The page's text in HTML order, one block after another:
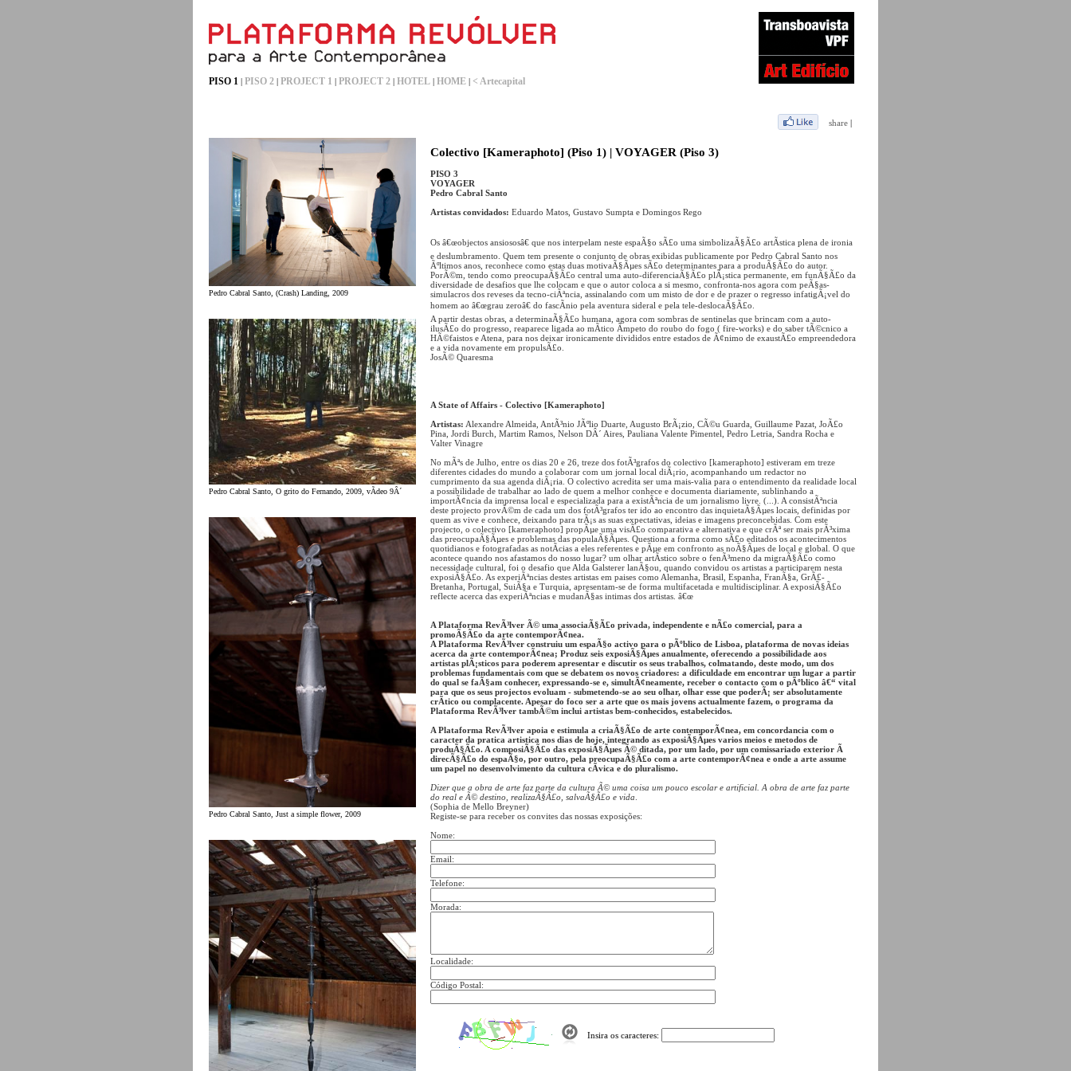
PISO 1 | PISO 2 | PROJECT 1 | PROJECT 2 | HOTEL | HOME | < Artecapital
Pedro Cabral Santo, (Crash) Landing, 2009
Pedro Cabral Santo, O grito do Fernando, 2009, vÃ­deo 9Â´
Pedro Cabral Santo, Just a simple flower, 2009
share |
Colectivo [Kameraphoto] (Piso 1) | VOYAGER (Piso 3)
PISO 3
VOYAGER
Pedro Cabral Santo
Artistas convidados: Eduardo Matos, Gustavo Sumpta e Domingos Rego
Os â€œobjectos ansiososâ€ que nos interpelam neste espaÃ§o sÃ£o uma simbolizaÃ§Ã£o artÃ­stica plena de ironia
e deslumbramento. Quem tem presente o conjunto de obras exibidas publicamente por Pedro Cabral Santo nos
Ãºltimos anos, reconhece como estas duas motivaÃ§Ãµes sÃ£o determinantes para a produÃ§Ã£o do autor.
PorÃ©m, tendo como preocupaÃ§Ã£o central uma auto-diferenciaÃ§Ã£o plÃ¡stica permanente, em funÃ§Ã£o da
diversidade de desafios que lhe colocam e que o autor coloca a si mesmo, confronta-nos agora com peÃ§as-
simulacros dos reveses da tecno-ciÃªncia, assinalando com um misto de dor e de prazer o regresso infatigÃ¡vel do
homem ao â€œgrau zeroâ€ do fascÃ­nio pela aventura sideral e pela tele-deslocaÃ§Ã£o.
A partir destas obras, a determinaÃ§Ã£o humana, agora com sombras de sentinelas que brincam com a auto-
ilusÃ£o do progresso, reaparece ligada ao mÃ­tico Ã­mpeto do roubo do fogo ( fire-works) e do saber tÃ©cnico a
HÃ©faistos e Atena, para nos deixar ironicamente divididos entre estados de Ã¢nimo de exaustÃ£o empreendedora
e a vida novamente em propulsÃ£o.
JosÃ© Quaresma
A State of Affairs - Colectivo [Kameraphoto]
Artistas: Alexandre Almeida, AntÃ³nio JÃºlio Duarte, Augusto BrÃ¡zio, CÃ©u Guarda, Guillaume Pazat, JoÃ£o
Pina, Jordi Burch, Martim Ramos, Nelson DÂ´ Aires, Pauliana Valente Pimentel, Pedro Letria, Sandra Rocha e
Valter Vinagre
No mÃªs de Julho, entre os dias 20 e 26, treze dos fotÃ³grafos do colectivo [kameraphoto] estiveram em treze
diferentes cidades do mundo a colaborar com um jornal local diÃ¡rio, acompanhando um redactor no
cumprimento da sua agenda diÃ¡ria. O colectivo acredita ser uma mais-valia para o entendimento da realidade local
a possibilidade de trabalhar ao lado de quem a melhor conhece e documenta diariamente, sublinhando a
importÃ¢ncia da imprensa local e especializada para a existÃªncia de um jornalismo livre. (...). A consistÃªncia
deste projecto provÃ©m de cada um dos fotÃ³grafos ter ido ao encontro das inquietaÃ§Ãµes locais, definidas por
quem as vive e conhece, deixando para trÃ¡s as suas expectativas, ideias e imagens preconcebidas. Com este
projecto, o colectivo [kameraphoto] propÃµe uma visÃ£o comparativa e alternativa e que crÃª ser mais prÃ³xima
das preocupaÃ§Ãµes e problemas das populaÃ§Ãµes. Questiona a forma como sÃ£o editados os acontecimentos
quotidianos e fotografadas as notÃ­cias a eles referentes e pÃµe em confronto as noÃ§Ãµes de local e global. O que
acontece quando nos afastamos do nosso lugar? um olhar artÃ­stico sobre o fenÃ³meno da migraÃ§Ã£o como
necessidade cultural, foi o desafio que Alda Galsterer lanÃ§ou, quando convidou os artistas a participarem nesta
exposiÃ§Ã£o. As experiÃªncias destes artistas em paises como Alemanha, Brasil, Espanha, FranÃ§a, GrÃ£-
Bretanha, Portugal, SuiÃ§a e Turquia, apresentam-se de forma multifacetada e multidisciplinar. A exposiÃ§Ã£o
reflecte acerca das experiÃªncias e mudanÃ§as intimas dos artistas. â€œ
A Plataforma RevÃ³lver Ã© uma associaÃ§Ã£o privada, independente e nÃ£o comercial, para a
promoÃ§Ã£o da arte contemporÃ¢nea.
A Plataforma RevÃ³lver construiu um espaÃ§o activo para o pÃºblico de Lisboa, plataforma de novas ideias
acerca da arte contemporÃ¢nea; Produz seis exposiÃ§Ãµes anualmente, oferecendo a possibilidade aos
artistas plÃ¡sticos para poderem apresentar e discutir os seus trabalhos, colmatando, deste modo, um dos
problemas fundamentais com que se debatem os novos criadores: a dificuldade em encontrar um lugar a partir
do qual se faÃ§am conhecer, expressando-se e, simultÃ¢neamente, receber o contacto com o pÃºblico â€“ vital
para que os seus projectos evoluam - submetendo-se ao seu olhar, olhar esse que poderÃ¡ ser absolutamente
crÃ­tico ou complacente. Apesar do foco ser a arte que os mais jovens actualmente fazem, o programa da
Plataforma RevÃ³lver tambÃ©m inclui artistas bem-conhecidos, estabelecidos.
A Plataforma RevÃ³lver apoia e estimula a criaÃ§Ã£o de arte contemporÃ¢nea, em concordancia com o
caracter da pratica artistica nos dias de hoje, integrando as exposiÃ§Ãµes varios meios e metodos de
produÃ§Ã£o. A composiÃ§Ã£o das exposiÃ§Ãµes Ã© ditada, por um lado, por um comissariado exterior Ã
direcÃ§Ã£o do espaÃ§o, por outro, pela preocupaÃ§Ã£o com a arte contemporÃ¢nea e onde a arte assume
um papel no desenvolvimento da cultura cÃ­vica e do pluralismo.
Dizer que a obra de arte faz parte da cultura Ã© uma coisa um pouco escolar e artificial. A obra de arte faz parte
do real e Ã© destino, realizaÃ§Ã£o, salvaÃ§Ã£o e vida
(Sophia de Mello Breyner)
Registe-se para receber os convites das nossas exposições:
Nome:
Email:
Telefone:
Morada:
Localidade:
Código Postal:
Insira os caracteres: